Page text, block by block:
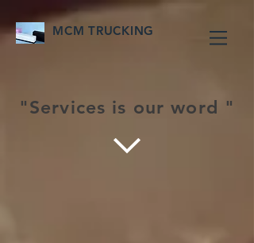
MCM TRUCKING
"Services is our word "